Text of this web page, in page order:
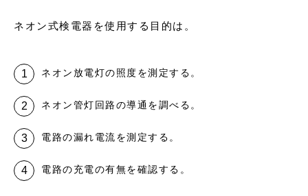
ネオン式検電器を使用する目的は。
ネオン放電灯の照度を測定する。
ネオン管灯回路の導通を調べる。
電路の漏れ電流を測定する。
電路の充電の有無を確認する。